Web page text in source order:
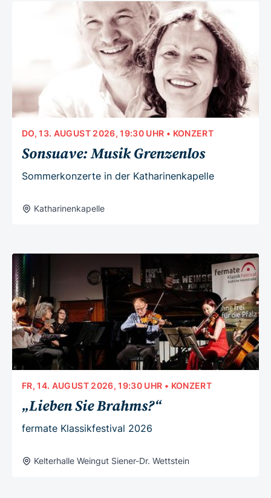
DO, 13. AUGUST 2026, 19:30 UHR • KONZERT
Sonsuave: Musik Grenzenlos
Sommerkonzerte in der Katharinenkapelle
Katharinenkapelle
FR, 14. AUGUST 2026, 19:30 UHR • KONZERT
„Lieben Sie Brahms?“
fermate Klassikfestival 2026
Kelterhalle Weingut Siener-Dr. Wettstein